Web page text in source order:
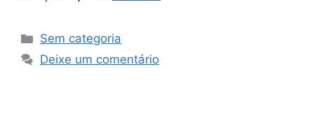
Sem categoria
Deixe um comentário